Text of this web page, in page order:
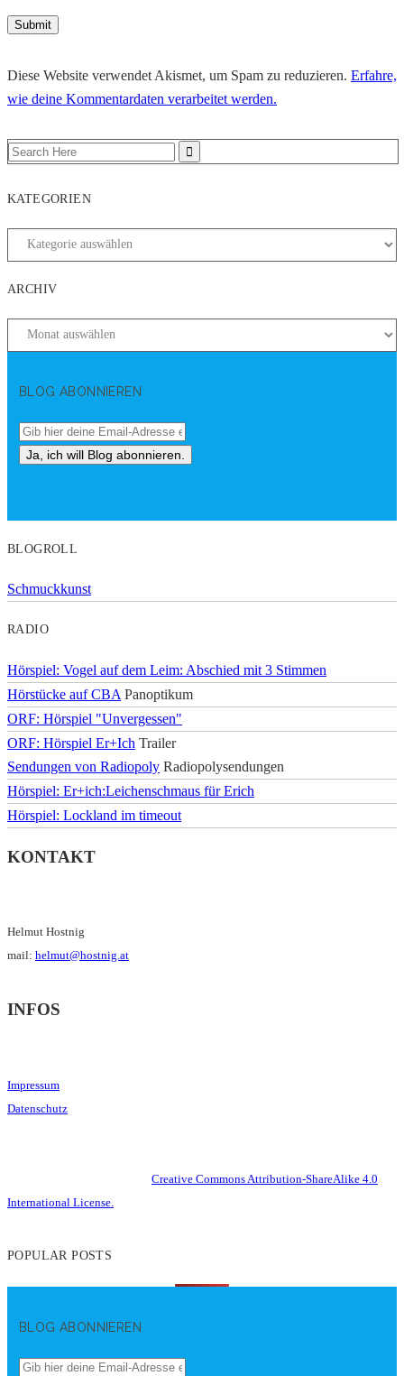
Diese Website verwendet Akismet, um Spam zu reduzieren. Erfahre,
wie deine Kommentardaten verarbeitet werden.
KATEGORIEN
ARCHIV
BLOG ABONNIEREN
BLOGROLL
Schmuckkunst
RADIO
Hörspiel: Vogel auf dem Leim: Abschied mit 3 Stimmen
Hörstücke auf CBA Panoptikum
ORF: Hörspiel "Unvergessen"
ORF: Hörspiel Er+Ich Trailer
Sendungen von Radiopoly Radiopolysendungen
Hörspiel: Er+ich:Leichenschmaus für Erich
Hörspiel: Lockland im timeout
KONTAKT
Helmut Hostnig
mail: helmut@hostnig.at
INFOS
Impressum
Datenschutz
Creative Commons Attribution-ShareAlike 4.0
International License.
POPULAR POSTS
BLOG ABONNIEREN